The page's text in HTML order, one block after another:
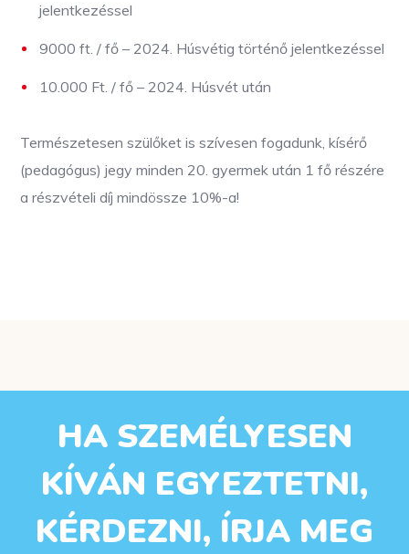
jelentkezéssel
9000 ft. / fő – 2024. Húsvétig történő jelentkezéssel
10.000 Ft. / fő – 2024. Húsvét után
Természetesen szülőket is szívesen fogadunk, kísérő
(pedagógus) jegy minden 20. gyermek után 1 fő részére
a részvételi díj mindössze 10%-a!
HA SZEMÉLYESEN
KÍVÁN EGYEZTETNI,
KÉRDEZNI, ÍRJA MEG